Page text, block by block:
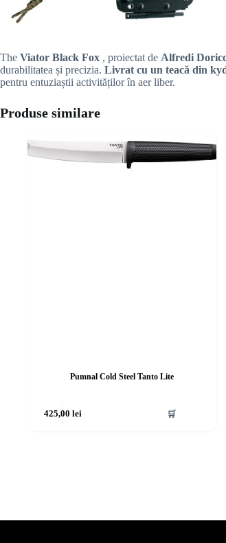
The Viator Black Fox , proiectat de Alfredi
durabilitatea și precizia. Livrat cu un teacă din
pentru entuziaștii activităților în aer liber.
Produse similare
Pumnal Cold Steel Tanto Lite
425,00lei 🛒